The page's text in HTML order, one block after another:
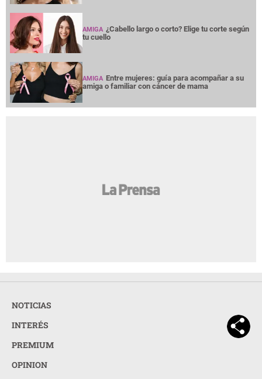
AMIGA ¿Cabello largo o corto? Elige tu corte según
tu cuello
AMIGA Entre mujeres: guía para acompañar a su
amiga o familiar con cáncer de mama
NOTICIAS
INTERÉS
PREMIUM
OPINION